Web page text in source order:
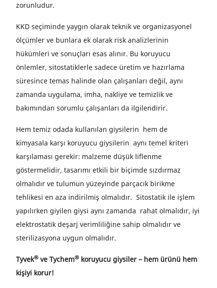
zorunludur.
KKD seçiminde yaygın olarak teknik ve organizasyonel
ölçümler ve bunlara ek olarak risk analizlerinin
hükümleri ve sonuçları esas alınır. Bu koruyucu
önlemler, sitostatiklerle sadece üretim ve hazırlama
süresince temas halinde olan çalışanları değil, aynı
zamanda uygulama, imha, nakliye ve temizlik ve
bakımından sorumlu çalışanları da ilgilendirir.
Hem temiz odada kullanılan giysilerin hem de
kimyasala karşı koruyucu giysilerin aynı temel kriteri
karşılaması gerekir: malzeme düşük liflenme
göstermelidir, tasarımı etkili bir biçimde sızdırmaz
olmalıdır ve tulumun yüzeyinde parçacık birikme
tehlikesi en aza indirilmiş olmalıdır. Sitostatik ile işlem
yapılırken giyilen giysi aynı zamanda rahat olmalıdır, iyi
elektrostatik deşarj verimliliğine sahip olmalıdır ve
sterilizasyona uygun olmalıdır.
Tyvek® ve Tychem® koruyucu giysiler – hem ürünü hem
kişiyi korur!